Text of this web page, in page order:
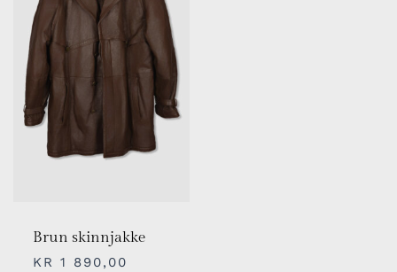
Brun skinnjakke
KR 1 890,00